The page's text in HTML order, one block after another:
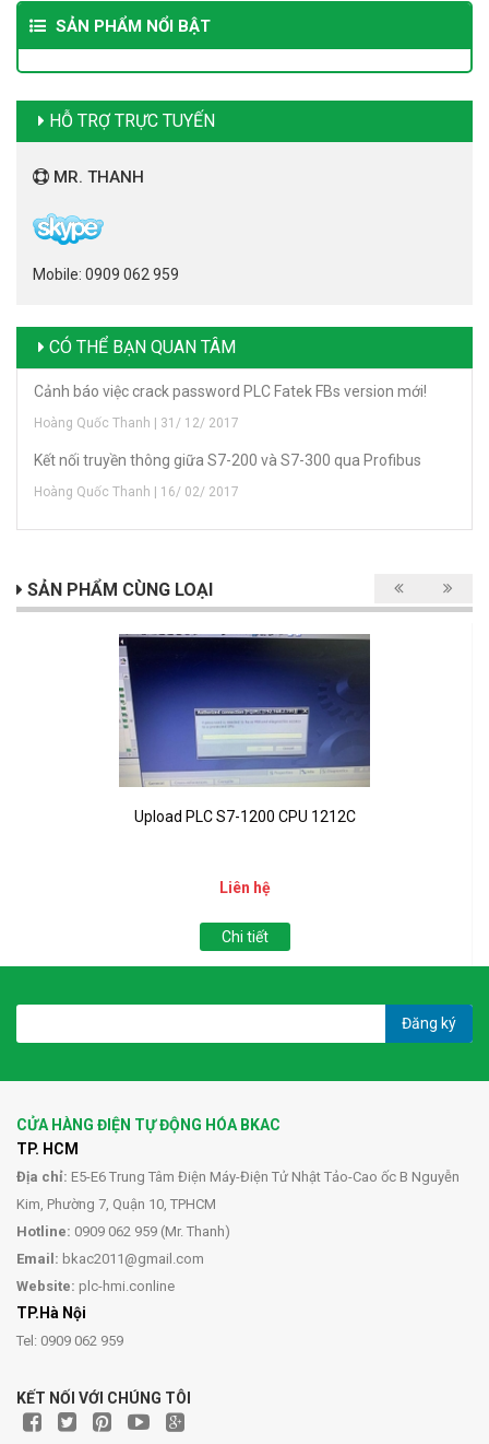
SẢN PHẨM NỔI BẬT
HỖ TRỢ TRỰC TUYẾN
MR. THANH
Mobile: 0909 062 959
CÓ THỂ BẠN QUAN TÂM
Cảnh báo việc crack password PLC Fatek FBs version mới!
Hoàng Quốc Thanh | 31/ 12/ 2017
Kết nối truyền thông giữa S7-200 và S7-300 qua Profibus
Hoàng Quốc Thanh | 16/ 02/ 2017
SẢN PHẨM CÙNG LOẠI
Upload PLC S7-1200 CPU 1212C
Liên hệ
Chi tiết
Đăng ký
CỬA HÀNG ĐIỆN TỰ ĐỘNG HÓA BKAC
TP. HCM
Địa chỉ: E5-E6 Trung Tâm Điện Máy-Điện Tử Nhật Tảo-Cao ốc B Nguyễn
Kim, Phường 7, Quận 10, TPHCM
Hotline: 0909 062 959 (Mr. Thanh)
Email: bkac2011@gmail.com
Website: plc-hmi.conline
TP.Hà Nội
Tel: 0909 062 959
KẾT NỐI VỚI CHÚNG TÔI